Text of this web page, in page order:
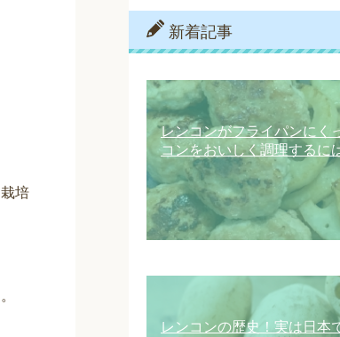
培
新着記事
レンコンがフライパンにく
コンをおいしく調理するに
レンコンの歴史！実は日本